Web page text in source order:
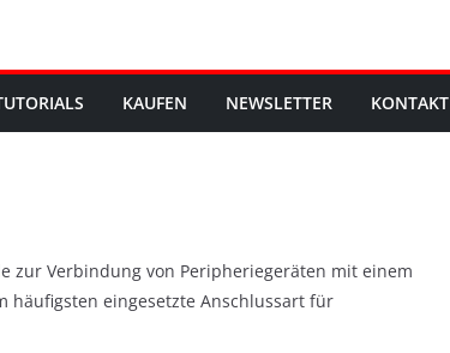
KAUFEN NEWSLETTER KONTAKT
zur Verbindung von Peripheriegeräten mit einem
häufigsten eingesetzte Anschlussart für